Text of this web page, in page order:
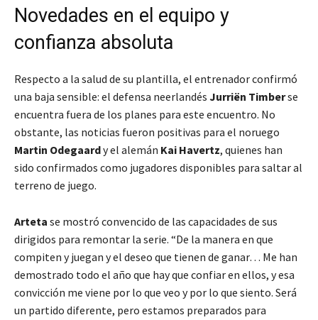
Novedades en el equipo y
confianza absoluta
Respecto a la salud de su plantilla, el entrenador confirmó
una baja sensible: el defensa neerlandés Jurriën Timberse
encuentra fuera de los planes para este encuentro. No
obstante, las noticias fueron positivas para el noruego
Martin Odegaardy el alemán Kai Havertz, quienes han
sido confirmados como jugadores disponibles para saltar al
terreno de juego.
Arteta se mostró convencido de las capacidades de sus
dirigidos para remontar la serie. “De la manera en que
compiten y juegan y el deseo que tienen de ganar… Me han
demostrado todo el año que hay que confiar en ellos, y esa
convicción me viene por lo que veo y por lo que siento. Será
un partido diferente, pero estamos preparados para